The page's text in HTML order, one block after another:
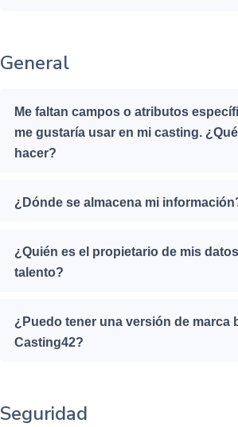
General
Me faltan campos o atributos
me gustaría usar en mi casting.
hacer?
¿Dónde se almacena mi
¿Quién es el propietario de mis
talento?
¿Puedo tener una versión de marca
Casting42?
Seguridad